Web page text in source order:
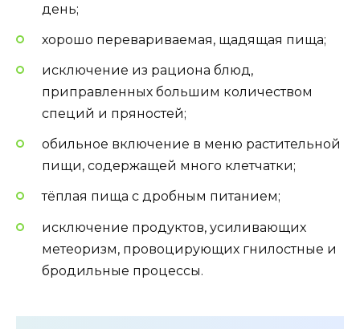
день;
хорошо перевариваемая, щадящая пища;
исключение из рациона блюд,
приправленных большим количеством
специй и пряностей;
обильное включение в меню растительной
пищи, содержащей много клетчатки;
тёплая пища с дробным питанием;
исключение продуктов, усиливающих
метеоризм, провоцирующих гнилостные и
бродильные процессы.